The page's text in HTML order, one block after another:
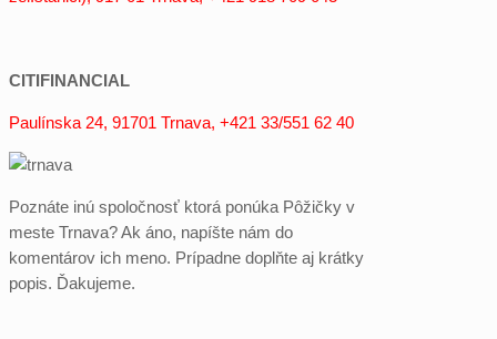
CITIFINANCIAL
Paulínska 24, 91701 Trnava, +421 33/551 62 40
Poznáte inú spoločnosť ktorá ponúka Pôžičky v
meste Trnava? Ak áno, napíšte nám do
komentárov ich meno. Prípadne doplňte aj krátky
popis. Ďakujeme.